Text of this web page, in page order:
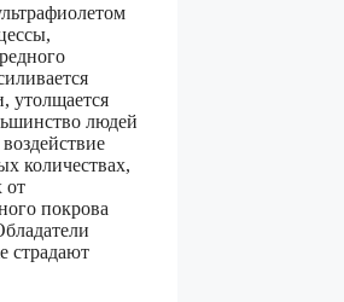
утолщается
людей
количествах,
от
покрова
страдают